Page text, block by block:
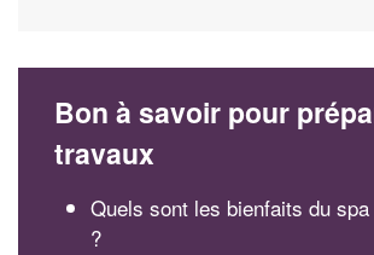
Bon à savoir pour
travaux
Quels sont les bienfaits du
?